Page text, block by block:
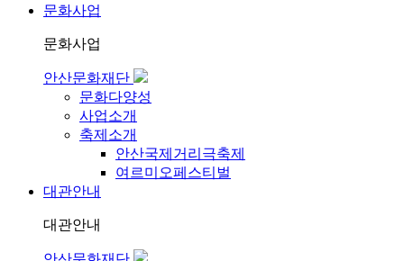
문화사업
문화사업
안산문화재단
문화다양성
사업소개
축제소개
안산국제거리극축제
여르미오페스티벌
대관안내
대관안내